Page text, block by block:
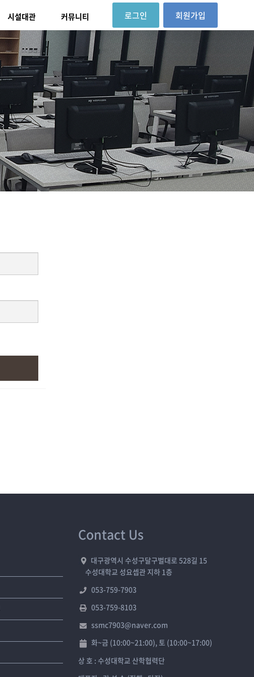
시설대관 커뮤니티 회원가입
로그인
Contact Us
대구광역시 수성구달구벌대로 528길 15
수성대학교 성요셉관 지하 1층
053-759-7903
053-759-8103
ssmc7903@naver.com
화~금 (10:00~21:00), 토 (10:00~17:00)
상 호 : 수성대학교 산학협력단